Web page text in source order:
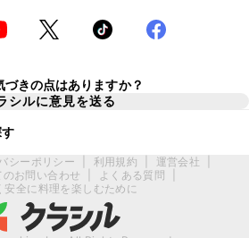
づきの点はありますか？
シルに意見を送る
シーポリシー 利用規約 運営会社
お問い合わせ
よくある質問
安全に料理を楽しむために